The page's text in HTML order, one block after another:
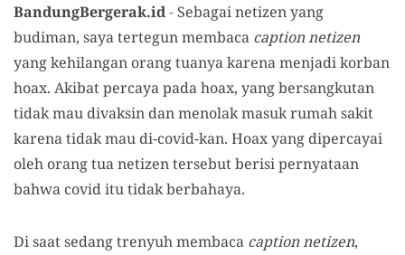
BandungBergerak.id- Sebagai netizen yang
budiman, saya tertegun membaca caption netizen
yang kehilangan orang tuanya karena menjadi korban
hoax. Akibat percaya pada hoax, yang bersangkutan
tidak mau divaksin dan menolak masuk rumah sakit
karena tidak mau di-covid-kan. Hoax yang dipercayai
oleh orang tua netizen tersebut berisi pernyataan
bahwa covid itu tidak berbahaya.
Di saat sedang trenyuh membaca caption netizen,